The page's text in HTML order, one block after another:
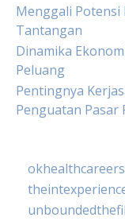
Menggali Potensi
Tantangan
Dinamika
Peluang
Pentingnya
Penguatan Pasar